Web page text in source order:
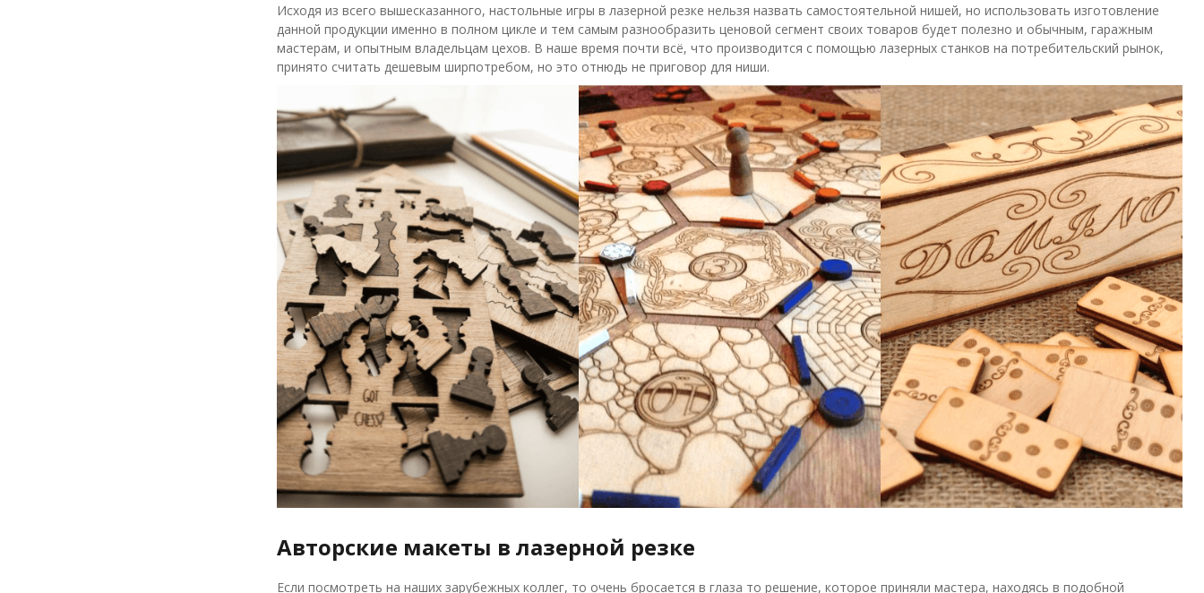
Исходя из всего вышесказанного, настольные игры в лазерной резке нельзя назвать самостоятельной нишей, но использовать изготовление
данной продукции именно в полном цикле и тем самым разнообразить ценовой сегмент своих товаров будет полезно и обычным, гаражным
мастерам, и опытным владельцам цехов. В наше время почти всё, что производится с помощью лазерных станков на потребительский рынок,
принято считать дешевым ширпотребом, но это отнюдь не приговор для ниши.
Авторские макеты в лазерной резке
Если посмотреть на наших зарубежных коллег, то очень бросается в глаза то решение, которое приняли мастера, находясь в подобной